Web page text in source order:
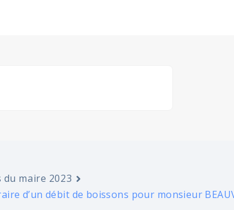
maire 2023
d’un débit de boissons pour monsieur